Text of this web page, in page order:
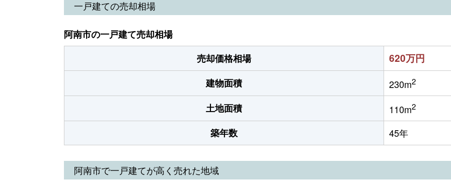
一戸建ての売却相場
阿南市の一戸建て売却相場
売却価格相場
620万円
建物面積 230m2
土地面積 110m2
築年数 45年
阿南市で一戸建てが高く売れた地域